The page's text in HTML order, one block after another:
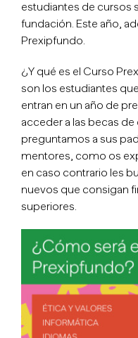
estudiantes de cursos
fundación. Este año,
Prexipfundo.
¿Y qué es el Curso
son los estudiantes
entran en un año de
acceder a las becas
preguntamos a sus
mentores, como os
en caso contrario les
nuevos que consigan
superiores.